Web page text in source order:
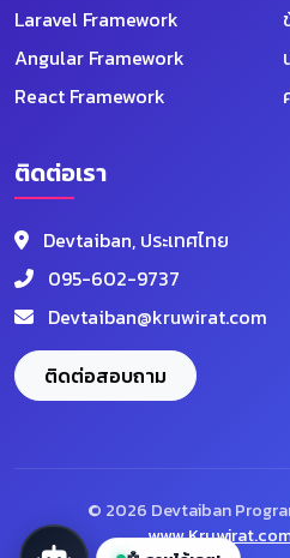
Laravel Framework
Angular Framework
React Framework
ติดต่อเรา
Devtaiban, ประเทศไทย
095-602-9737
Devtaiban@kruwirat.com
ติดต่อสอบถาม
© 2026 Devtaiban
ออนไลน์ตลอด 24 ชม.
📦 โปรแกรม 🎓 คอร์ส 💎